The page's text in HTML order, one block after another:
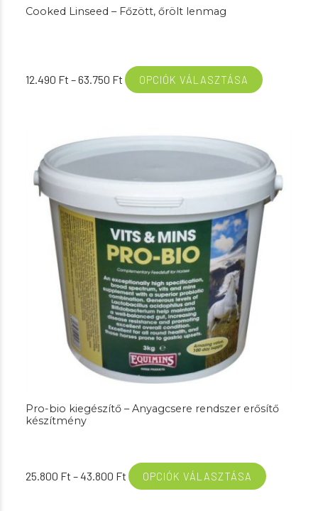
Cooked Linseed – Főzött, őrölt lenmag
12.490 Ft –63.750 Ft Ártartomány:
12.490 Ft
OPCIÓK VÁLASZTÁSA
Pro-bio kiegészítő – Anyagcsere rendszer erősítő
készítmény
25.800 Ft –43.800 Ft Ártartomány:
25.800 Ft
OPCIÓK VÁLASZTÁSA